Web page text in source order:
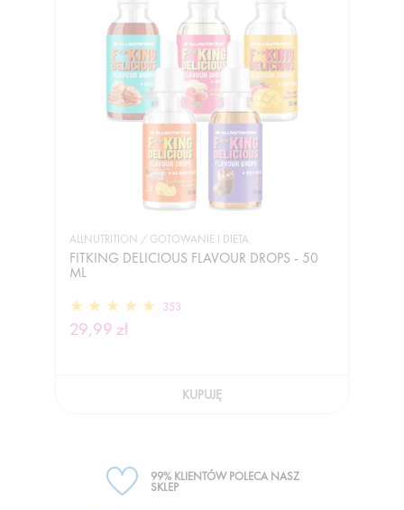
ALLNUTRITION / GOTOWANIE I DIETA
FITKING DELICIOUS FLAVOUR DROPS - 50
ML
353
29,99 zł
KUPUJĘ
99% KLIENTÓW POLECA NASZ
SKLEP